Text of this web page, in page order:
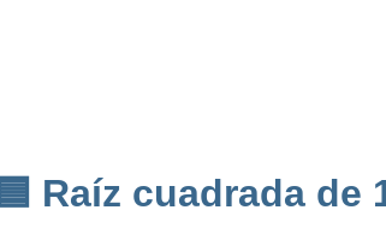
🟦 Raíz cuadrada de